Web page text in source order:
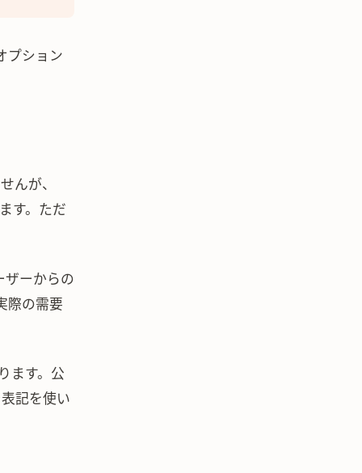
プション
んが、
す。ただ
ザーからの
際の需要
ます。公
記を使い